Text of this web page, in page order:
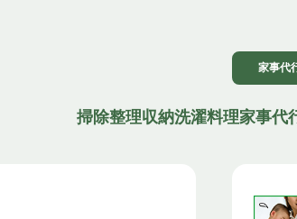
家事代
掃除整理収納洗濯料理家事代